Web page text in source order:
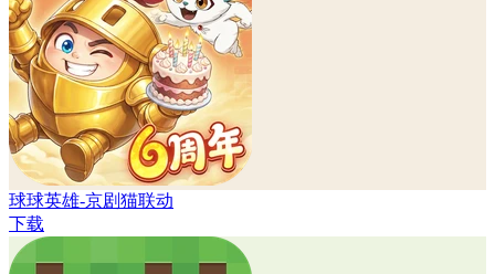
球球英雄-京剧猫联动
下载